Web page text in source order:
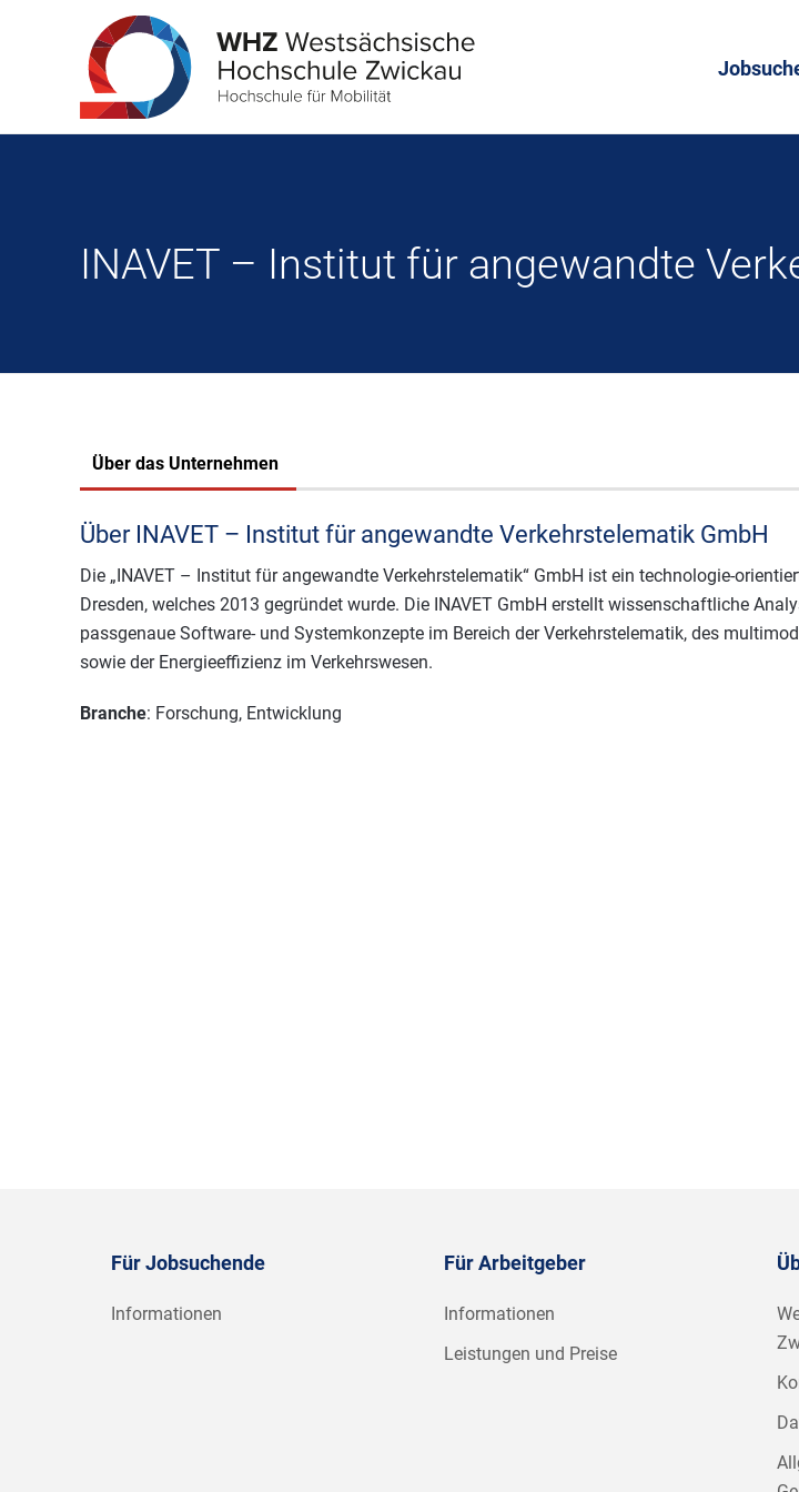
INAVET – Institut für angewandte
Über das Unternehmen
Über INAVET – Institut für angewandte Verkehrstelematik GmbH
Die „INAVET – Institut für angewandte Verkehrstelematik“ GmbH ist ein technologie-
Dresden, welches 2013 gegründet wurde. Die INAVET GmbH erstellt wissenschaftliche
passgenaue Software- und Systemkonzepte im Bereich der Verkehrstelematik, des
sowie der Energieeffizienz im Verkehrswesen.
Branche: Forschung, Entwicklung
Für Jobsuchende
Informationen
Für Arbeitgeber
Informationen
Leistungen und Preise